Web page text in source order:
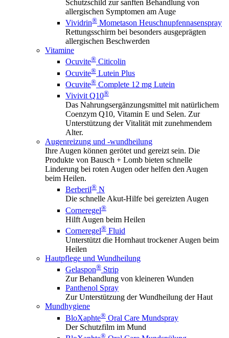
Schutzschild zur sanften Behandlung von
allergischen Symptomen am Auge
Vividrin® Mometason Heuschnupfennasenspray
Rettungsschirm bei besonders ausgeprägten
allergischen Beschwerden
Vitamine
Ocuvite® Citicolin
Ocuvite® Lutein Plus
Ocuvite® Complete 12 mg Lutein
Vivivit Q10®
Das Nahrungsergänzungsmittel mit natürlichem
Coenzym Q10, Vitamin E und Selen. Zur
Unterstützung der Vitalität mit zunehmendem
Alter.
Augenreizung und -wundheilung
Ihre Augen können gerötet und gereizt sein. Die
Produkte von Bausch + Lomb bieten schnelle
Linderung bei roten Augen oder helfen den Augen
beim Heilen.
Berberil® N
Die schnelle Akut-Hilfe bei gereizten Augen
Corneregel®
Hilft Augen beim Heilen
Corneregel® Fluid
Unterstützt die Hornhaut trockener Augen beim
Heilen
Hautpflege und Wundheilung
Gelaspon® Strip
Zur Behandlung von kleineren Wunden
Panthenol Spray
Zur Unterstützung der Wundheilung der Haut
Mundhygiene
BloXaphte® Oral Care Mundspray
Der Schutzfilm im Mund
®